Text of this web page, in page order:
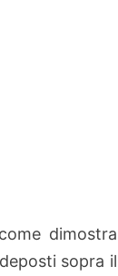
dimostra
sopra il